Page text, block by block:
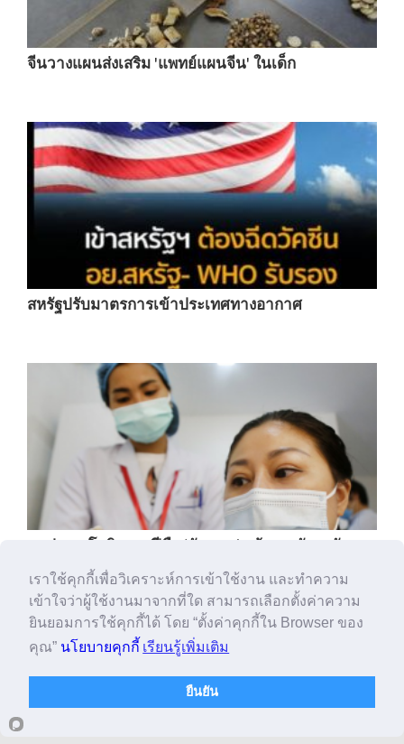
จีนวางแผนส่งเสริม 'แพทย์แผนจีน' ในเด็ก
สหรัฐปรับมาตรการเข้าประเทศทางอากาศ
ตัว
เราใช้คุกกี้เพื่อวิเคราะห์การเข้าใช้งาน และทำความ
เข้าใจว่าผู้ใช้งานมาจากที่ใด สามารถเลือกตั้งค่าความ
ยินยอมการใช้คุกกี้ได้ โดย “ตั้งค่าคุกกี้ใน Browser ของ
คุณ” นโยบายคุกกี้ เรียนรู้เพิ่มเติม
ยืนยัน